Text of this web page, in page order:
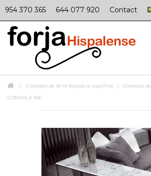
954 370 365 644 077 920 Contact
Consoles de ferro forjado e espelhos
Consolas
CONSOLA 106